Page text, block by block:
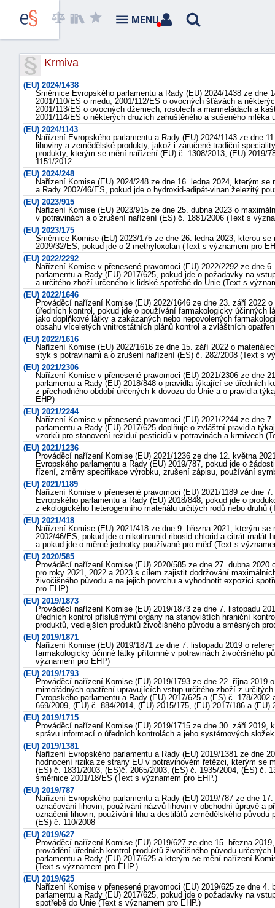
Krmiva
(EU) 2024/1438
Směrnice Evropského parlamentu a Rady (EU) 2024/1438 ze dne
2001/110/ES o medu, 2001/112/ES o ovocných šťávách a
2001/113/ES o ovocných džemech, rosolech a marmeládách a
2001/114/ES o některých druzích zahuštěného a sušeného mléka
(EU) 2024/1143
Nařízení Evropského parlamentu a Rady (EU) 2024/1143 ze dne
lihoviny a zemědělské produkty, jakož i zaručené tradiční
produkty, kterým se mění nařízení (EU) č. 1308/2013, (EU) 2019/
1151/2012
(EU) 2024/248
Nařízení Komise (EU) 2024/248 ze dne 16. ledna 2024, kterým
a Rady 2002/46/ES, pokud jde o hydroxid-adipát-vinan železitý
(EU) 2023/915
Nařízení Komise (EU) 2023/915 ze dne 25. dubna 2023 o
v potravinách a o zrušení nařízení (ES) č. 1881/2006 (Text s
(EU) 2023/175
Směrnice Komise (EU) 2023/175 ze dne 26. ledna 2023, kterou
2009/32/ES, pokud jde o 2-methyloxolan (Text s významem pro
(EU) 2022/2292
Nařízení Komise v přenesené pravomoci (EU) 2022/2292 ze dne
parlamentu a Rady (EU) 2017/625, pokud jde o požadavky na
a určitého zboží určeného k lidské spotřebě do Unie (Text s
(EU) 2022/1646
Prováděcí nařízení Komise (EU) 2022/1646 ze dne 23. září 2022
úředních kontrol, pokud jde o používání farmakologicky účinných
jako doplňkové látky a zakázaných nebo nepovolených
obsahu víceletých vnitrostátních plánů kontrol a zvláštních
(EU) 2022/1616
Nařízení Komise (EU) 2022/1616 ze dne 15. září 2022 o
styk s potravinami a o zrušení nařízení (ES) č. 282/2008 (Text s
(EU) 2021/2306
Nařízení Komise v přenesené pravomoci (EU) 2021/2306 ze dne
parlamentu a Rady (EU) 2018/848 o pravidla týkající se úředních
z přechodného období určených k dovozu do Unie a o pravidla
EHP)
(EU) 2021/2244
Nařízení Komise v přenesené pravomoci (EU) 2021/2244 ze dne
parlamentu a Rady (EU) 2017/625 doplňuje o zvláštní pravidla
vzorků pro stanovení reziduí pesticidů v potravinách a krmivech
(EU) 2021/1236
Prováděcí nařízení Komise (EU) 2021/1236 ze dne 12. května
Evropského parlamentu a Rady (EU) 2019/787, pokud jde o
řízení, změny specifikace výrobku, zrušení zápisu, používání
(EU) 2021/1189
Nařízení Komise v přenesené pravomoci (EU) 2021/1189 ze dne
Evropského parlamentu a Rady (EU) 2018/848, pokud jde o
z ekologického heterogenního materiálu určitých rodů nebo druhů
(EU) 2021/418
Nařízení Komise (EU) 2021/418 ze dne 9. března 2021, kterým
2002/46/ES, pokud jde o nikotinamid ribosid chlorid a citrát-malát
a pokud jde o měrné jednotky používané pro měď (Text s
(EU) 2020/585
Prováděcí nařízení Komise (EU) 2020/585 ze dne 27. dubna
pro roky 2021, 2022 a 2023 s cílem zajistit dodržování
živočišného původu a na jejich povrchu a vyhodnotit expozici
pro EHP)
(EU) 2019/1873
Prováděcí nařízení Komise (EU) 2019/1873 ze dne 7. listopadu
úředních kontrol příslušnými orgány na stanovištích hraniční
produktů, vedlejších produktů živočišného původu a směsných
(EU) 2019/1871
Nařízení Komise (EU) 2019/1871 ze dne 7. listopadu 2019 o
farmakologicky účinné látky přítomné v potravinách živočišného
významem pro EHP)
(EU) 2019/1793
Prováděcí nařízení Komise (EU) 2019/1793 ze dne 22. října 2019
mimořádných opatření upravujících vstup určitého zboží z
Evropského parlamentu a Rady (EU) 2017/625 a (ES) č. 178/
669/2009, (EU) č. 884/2014, (EU) 2015/175, (EU) 2017/186 a
(EU) 2019/1715
Prováděcí nařízení Komise (EU) 2019/1715 ze dne 30. září
správu informací o úředních kontrolách a jeho systémových
(EU) 2019/1381
Nařízení Evropského parlamentu a Rady (EU) 2019/1381 ze dne
hodnocení rizika ze strany EU v potravinovém řetězci, kterým se
(ES) č. 1831/2003, (ES)č. 2065/2003, (ES) č. 1935/2004, (ES) č.
směrnice 2001/18/ES (Text s významem pro EHP.)
(EU) 2019/787
Nařízení Evropského parlamentu a Rady (EU) 2019/787 ze dne
označování lihovin, používání názvů lihovin v obchodní úpravě a
označení lihovin, používání lihu a destilátů zemědělského
(ES) č. 110/2008
(EU) 2019/627
Prováděcí nařízení Komise (EU) 2019/627 ze dne 15. března
provádění úředních kontrol produktů živočišného původu
parlamentu a Rady (EU) 2017/625 a kterým se mění nařízení
(Text s významem pro EHP.)
(EU) 2019/625
Nařízení Komise v přenesené pravomoci (EU) 2019/625 ze dne
parlamentu a Rady (EU) 2017/625, pokud jde o požadavky na
spotřebě do Unie (Text s významem pro EHP.)
MENU
náhrady
škody
+náhrady